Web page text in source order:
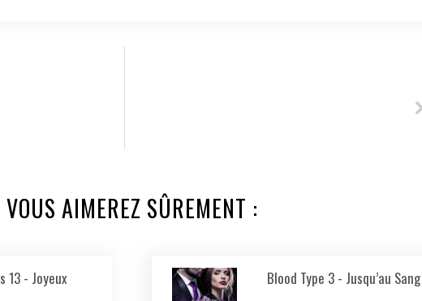
VOUS AIMEREZ SÛREMENT :
13 - Joyeux Blood Type 3 - Jusqu’au Sang